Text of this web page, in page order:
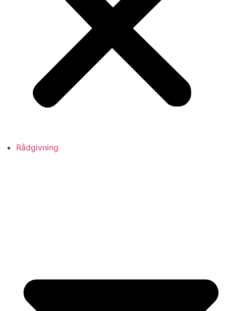
Rådgivning